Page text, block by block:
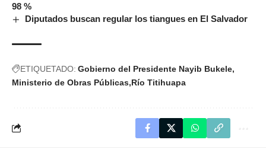
98 %
Diputados buscan regular los tiangues en El Salvador
ETIQUETADO: Gobierno del Presidente Nayib Bukele
Ministerio de Obras Públicas Río Titihuapa